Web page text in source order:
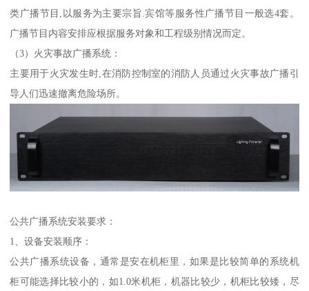
类广播节目,以服务为主要宗旨.宾馆等服务性广播节目一般选4套。
广播节目内容安排应根据服务对象和工程级别情况而定。
（3）火灾事故广播系统：
主要用于火灾发生时,在消防控制室的消防人员通过火灾事故广播引
导人们迅速撤离危险场所。
公共广播系统安装要求：
1、设备安装顺序：
公共广播系统设备，通常是安在机柜里，如果是比较简单的系统机
柜可能选择比较小的，如1.0米机柜，机器比较少，机柜比较矮，尽